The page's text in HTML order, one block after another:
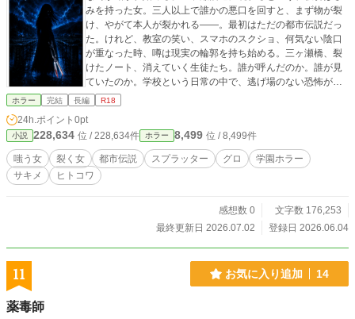
みを持った女。三人以上で誰かの悪口を回すと、まず物が裂
け、やがて本人が裂かれる――。最初はただの都市伝説だっ
た。けれど、教室の笑い、スマホのスクショ、何気ない陰口
が重なった時、噂は現実の輪郭を持ち始める。三ヶ瀬橋、裂
けたノート、消えていく生徒たち。誰が呼んだのか。誰が見
ていたのか。学校という日常の中で、逃げ場のない恐怖が静
かに口を開ける。
ホラー 完結 長編 R18
24h.ポイント 0pt
小説 228,634 位 / 228,634件 ホラー 8,499 位 / 8,499件
嗤う女 裂く女 都市伝説 スプラッター グロ
学園ホラー
サキメ
ヒトコワ
感想数 0
文字数 176,253
最終更新日 2026.07.02
登録日 2026.06.04
11 お気に入り追加 14
薬毒師